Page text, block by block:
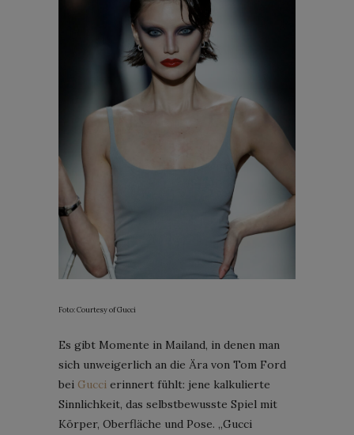
Foto: Courtesy of Gucci
Es gibt Momente in Mailand, in denen man
sich unweigerlich an die Ära von Tom Ford
bei Gucci erinnert fühlt: jene kalkulierte
Sinnlichkeit, das selbstbewusste Spiel mit
Körper, Oberfläche und Pose. „Gucci